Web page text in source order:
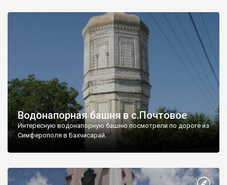
Водонапорная башня в с.Почтовое
Интересную водонапорную башню посмотрели по дороге из
Симферополя в Бахчисарай.